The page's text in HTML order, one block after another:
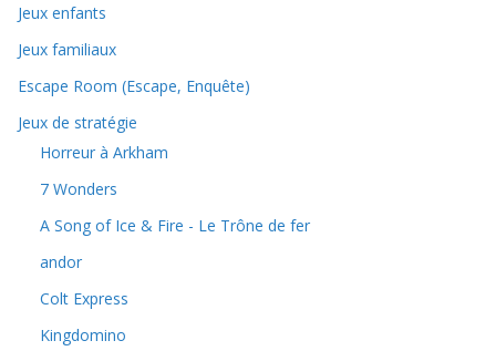
Jeux enfants
Jeux familiaux
Escape Room (Escape, Enquête)
Jeux de stratégie
Horreur à Arkham
7 Wonders
A Song of Ice & Fire - Le Trône de fer
andor
Colt Express
Kingdomino